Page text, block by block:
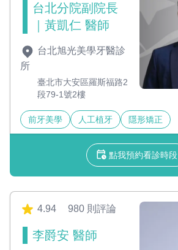
台北分院副院長
｜黃凱仁 醫師
台北旭光美學牙醫診
所
臺北市大安區羅斯福路2
段79-1號2樓
前牙美學 人工植牙 隱形矯正
點我預約看診時段
4.94 980 則評論
李爵安 醫師